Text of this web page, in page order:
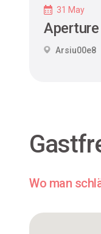
31 May
Arsiu00e8
Wo man